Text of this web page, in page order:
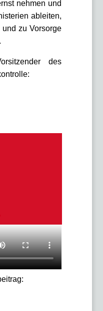
nehmen und
ableiten,
zu Vorsorge
des